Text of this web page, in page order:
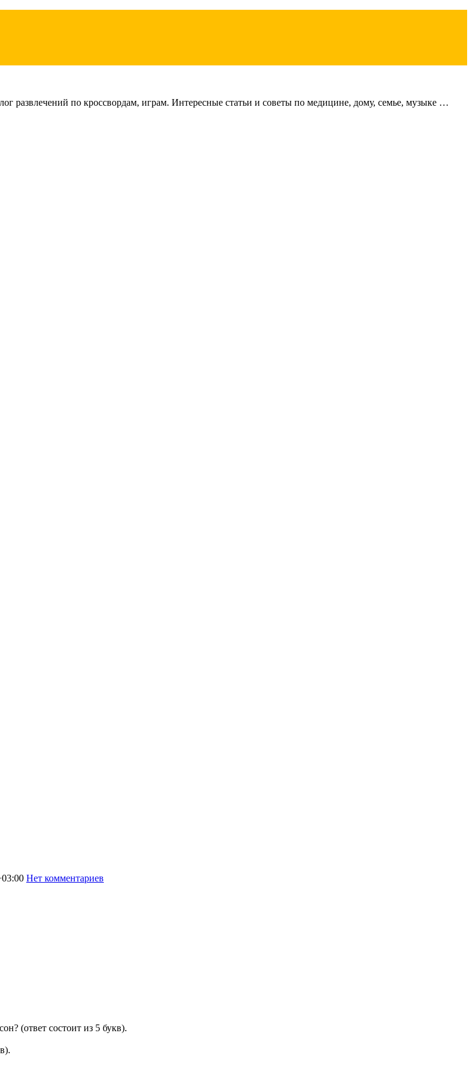
развлечений по кроссвордам, играм. Интересные статьи и советы по медицине, дому, семье, музыке …
Нет комментариев
(ответ состоит из 5 букв).